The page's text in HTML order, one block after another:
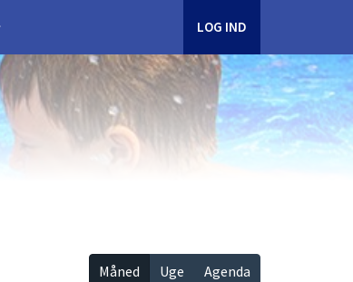
LOG IND
Måned Uge Agenda